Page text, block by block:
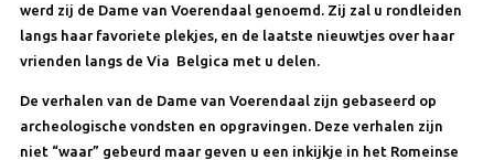
werd zij de Dame van Voerendaal genoemd. Zij zal u rondleiden
langs haar favoriete plekjes, en de laatste nieuwtjes over haar
vrienden langs de Via Belgica met u delen.
De verhalen van de Dame van Voerendaal zijn gebaseerd op
archeologische vondsten en opgravingen. Deze verhalen zijn
niet “waar” gebeurd maar geven u een inkijkje in het Romeinse